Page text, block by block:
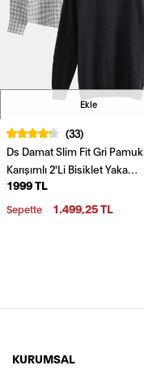
Ekle
(33)
Ds Damat Slim Fit Gri Pamuk
Karışımlı 2'Li Bisiklet Yaka
Triko Ve Gömlek
1999 TL
Sepette 1.499,25 TL
KURUMSAL